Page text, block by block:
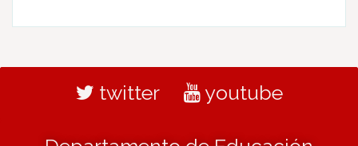
twitter youtube